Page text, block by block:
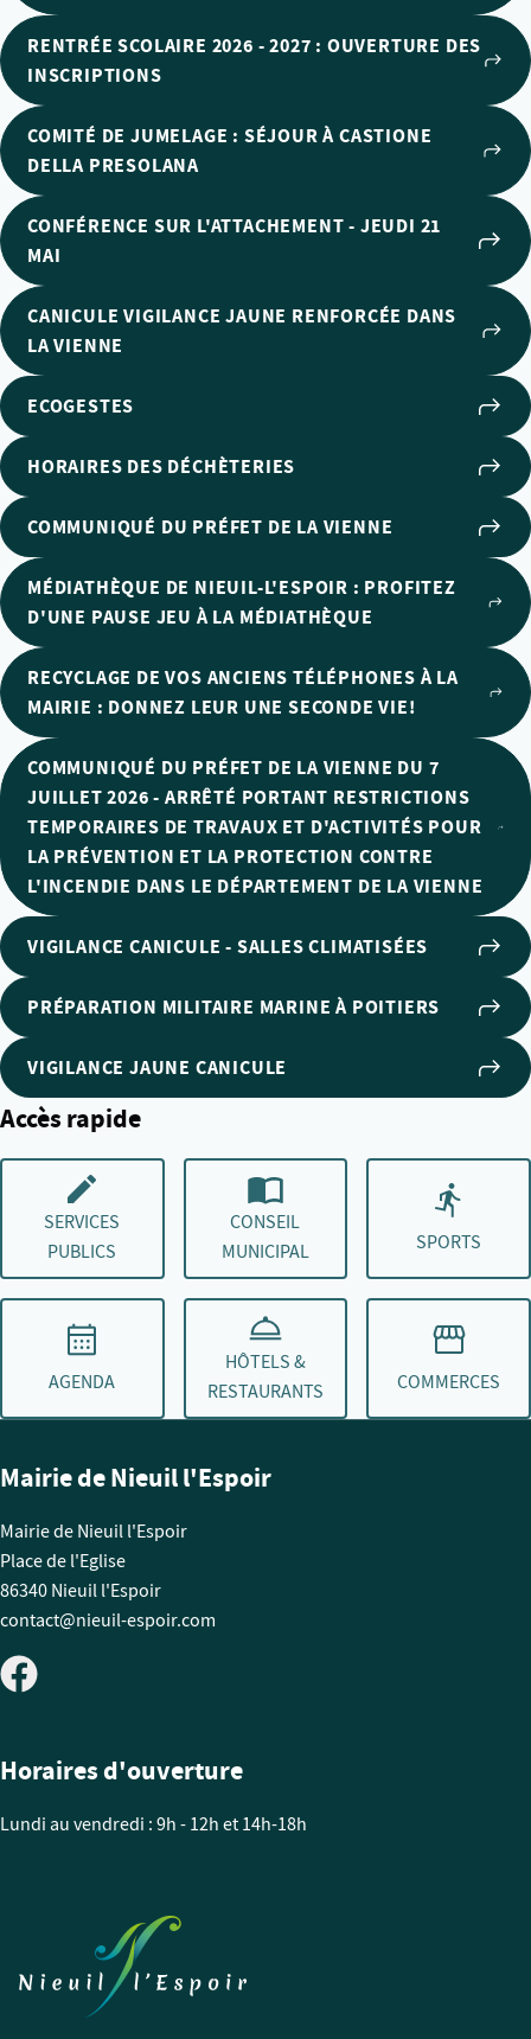
RENTRÉE SCOLAIRE 2026 - 2027 : OUVERTURE DES
INSCRIPTIONS
COMITÉ DE JUMELAGE : SÉJOUR À CASTIONE
DELLA PRESOLANA
CONFÉRENCE SUR L'ATTACHEMENT - JEUDI 21
MAI
CANICULE VIGILANCE JAUNE RENFORCÉE DANS
LA VIENNE
ECOGESTES
HORAIRES DES DÉCHÈTERIES
COMMUNIQUÉ DU PRÉFET DE LA VIENNE
MÉDIATHÈQUE DE NIEUIL-L'ESPOIR : PROFITEZ
D'UNE PAUSE JEU À LA MÉDIATHÈQUE
RECYCLAGE DE VOS ANCIENS TÉLÉPHONES À LA
MAIRIE : DONNEZ LEUR UNE SECONDE VIE!
COMMUNIQUÉ DU PRÉFET DE LA VIENNE DU 7
JUILLET 2026 - ARRÊTÉ PORTANT RESTRICTIONS
TEMPORAIRES DE TRAVAUX ET D'ACTIVITÉS POUR
LA PRÉVENTION ET LA PROTECTION CONTRE
L'INCENDIE DANS LE DÉPARTEMENT DE LA VIENNE
VIGILANCE CANICULE - SALLES CLIMATISÉES
PRÉPARATION MILITAIRE MARINE À POITIERS
VIGILANCE JAUNE CANICULE
Accès rapide
SERVICES
PUBLICS
CONSEIL
MUNICIPAL
SPORTS
AGENDA
HÔTELS &
RESTAURANTS
COMMERCES
Mairie de Nieuil l'Espoir
Mairie de Nieuil l'Espoir
Place de l'Eglise
86340 Nieuil l'Espoir
contact@nieuil-espoir.com
Horaires d'ouverture
Lundi au vendredi : 9h - 12h et 14h-18h